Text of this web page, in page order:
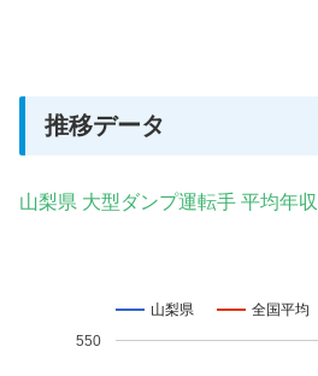
推移データ
山梨県 大型ダンプ運転手 平均年収
山梨県 全国平均
550